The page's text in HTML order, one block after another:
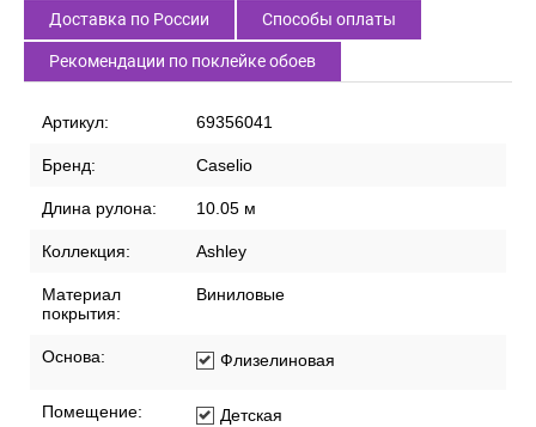
Доставка по России Способы оплаты
Рекомендации по поклейке обоев
Артикул: 69356041
Бренд: Caselio
Длина рулона: 10.05 м
Коллекция: Ashley
Материал
покрытия:
Виниловые
Основа: Флизелиновая
Помещение: Детская